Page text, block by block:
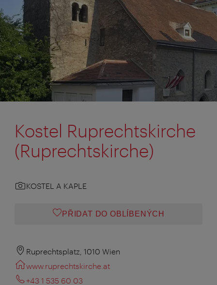
Kostel Ruprechtskirche
(Ruprechtskirche)
KOSTEL A KAPLE
PŘIDAT DO OBLÍBENÝCH
Ruprechtsplatz, 1010 Wien
www.ruprechtskirche.at
+43 1 535 60 03